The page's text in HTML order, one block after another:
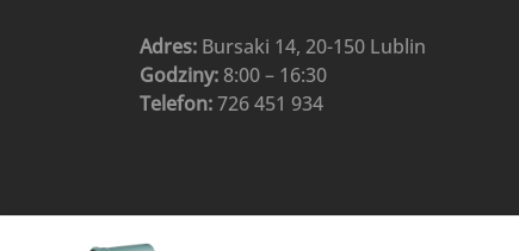
Adres: Bursaki 14, 20-150 Lublin
Godziny: 8:00 – 16:30
Telefon:726 451 934